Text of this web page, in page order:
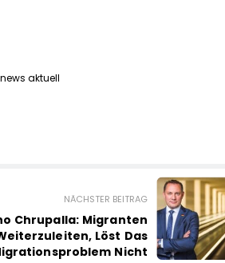
aktuell
NÄCHSTER BEITRAG
Chrupalla: Migranten
Löst Das
Nicht